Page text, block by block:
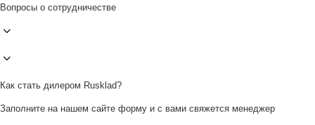
Вопросы о сотрудничестве
Как стать дилером Rusklad?
Заполните на нашем сайте форму и с вами свяжется менеджер